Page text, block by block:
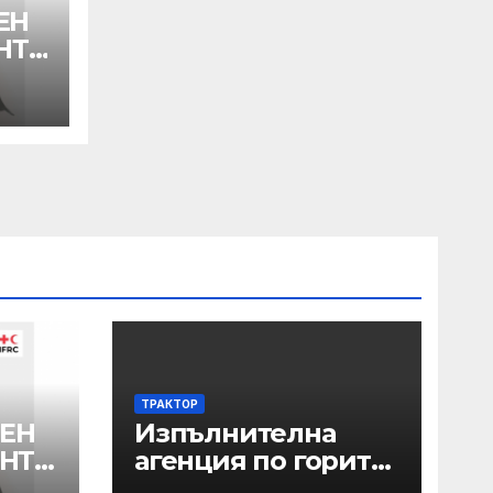
ТРАКТОР
Изпълнителна
агенция по горите